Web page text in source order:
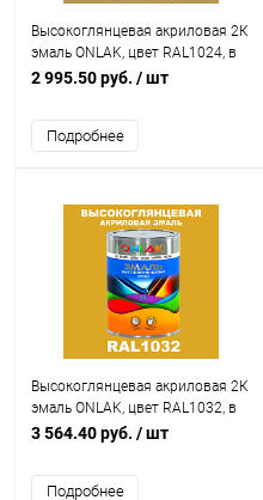
Высокоглянцевая акриловая 2К
эмаль ONLAK, цвет RAL1024, в
комплекте с отвердителем
2 995.50 руб. / шт
Подробнее
Высокоглянцевая акриловая 2К
эмаль ONLAK, цвет RAL1032, в
комплекте с отвердителем
3 564.40 руб. / шт
Подробнее